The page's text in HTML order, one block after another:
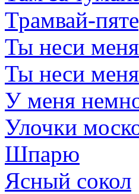
Трамвай-
Ты неси
Ты неси
У меня
Улочки
Шпарю
Ясный сокол